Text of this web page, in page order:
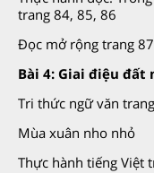
trang 84, 85, 86
Đọc mở rộng trang 87
Bài 4: Giai điệu đất
Tri thức ngữ văn
Mùa xuân nho nhỏ
Thực hành tiếng Việt